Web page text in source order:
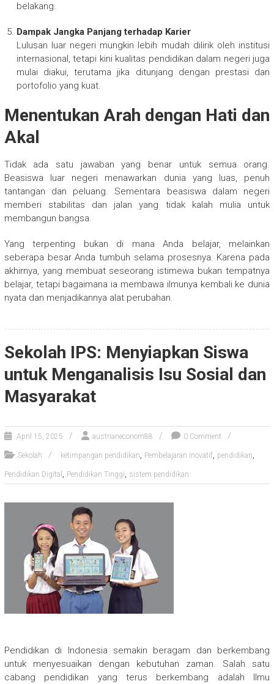
belakang.
Dampak Jangka Panjang terhadap Karier
Lulusan luar negeri mungkin lebih mudah dilirik oleh institusi
internasional, tetapi kini kualitas pendidikan dalam negeri juga
mulai diakui, terutama jika ditunjang dengan prestasi dan
portofolio yang kuat.
Menentukan Arah dengan Hati dan
Akal
Tidak ada satu jawaban yang benar untuk semua orang.
Beasiswa luar negeri menawarkan dunia yang luas, penuh
tantangan dan peluang. Sementara beasiswa dalam negeri
memberi stabilitas dan jalan yang tidak kalah mulia untuk
membangun bangsa.
Yang terpenting bukan di mana Anda belajar, melainkan
seberapa besar Anda tumbuh selama prosesnya. Karena pada
akhirnya, yang membuat seseorang istimewa bukan tempatnya
belajar, tetapi bagaimana ia membawa ilmunya kembali ke dunia
nyata dan menjadikannya alat perubahan.
Sekolah IPS: Menyiapkan Siswa
untuk Menganalisis Isu Sosial dan
Masyarakat
April 15, 2025 austrianeconom88 0 Comment
Sekolah ketimpangan pendidikan, Pembelajaran Inovatif, pendidikan,
Pendidikan Digital , Pendidikan Tinggi, sistem pendidikan
Pendidikan di Indonesia semakin beragam dan berkembang
untuk menyesuaikan dengan kebutuhan zaman. Salah satu
cabang pendidikan yang terus berkembang adalah Ilmu